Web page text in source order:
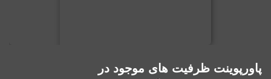
پاورپوینت ظرفیت های موجود در